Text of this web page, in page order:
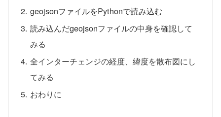
geojsonファイルをPythonで読み込む
読み込んだgeojsonファイルの中身を確認して
みる
全インターチェンジの経度、緯度を散布図にし
てみる
おわりに